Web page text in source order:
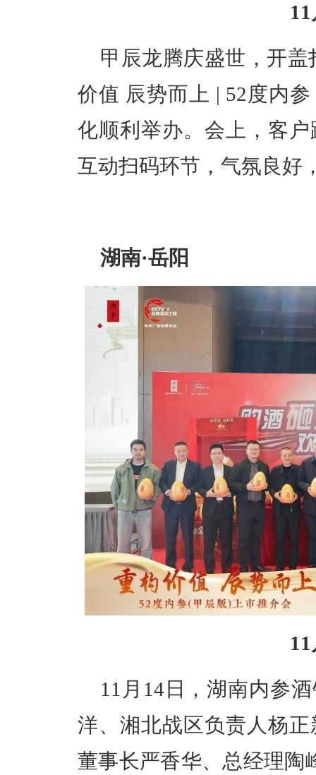
甲辰龙腾庆盛世，开
价值 辰势而上 | 52度内
化顺利举办。会上，客
互动扫码环节，气氛良好
湖南·岳阳
11月14日，湖南内参
洋、湘北战区负责人杨
董事长严香华、总经理陶